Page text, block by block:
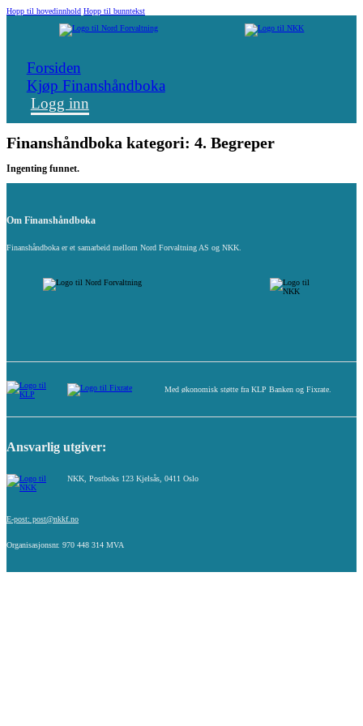
Hopp til hovedinnhold Hopp til bunntekst
Forsiden
Kjøp Finanshåndboka
Logg inn
Finanshåndboka kategori: 4. Begreper
Ingenting funnet.
Om Finanshåndboka
Finanshåndboka er et samarbeid mellom Nord Forvaltning AS og NKK.
Med økonomisk støtte fra KLP Banken og Fixrate.
Ansvarlig utgiver:
NKK, Postboks 123 Kjelsås, 0411 Oslo
E-post: post@nkkf.no
Organisasjonsnr. 970 448 314 MVA